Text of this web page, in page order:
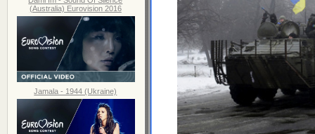
(Australia) Eurovision 2016
Jamala - 1944 (Ukraine)